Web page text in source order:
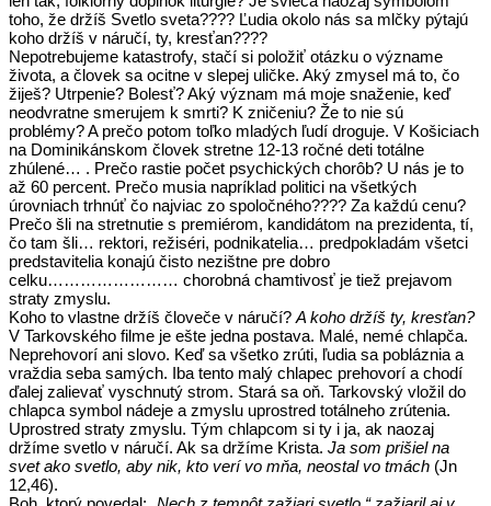
toho, že držíš Svetlo sveta???? Ľudia okolo nás sa mlčky pýtajú
koho držíš v náručí, ty, kresťan????
Nepotrebujeme katastrofy, stačí si položiť otázku o význame
života, a človek sa ocitne v slepej uličke. Aký zmysel má to, čo
žiješ? Utrpenie? Bolesť? Aký význam má moje snaženie, keď
neodvratne smerujem k smrti? K zničeniu? Že to nie sú
problémy? A prečo potom toľko mladých ľudí droguje. V Košiciach
na Dominikánskom človek stretne 12-13 ročné deti totálne
zhúlené… . Prečo rastie počet psychických chorôb? U nás je to
až 60 percent. Prečo musia napríklad politici na všetkých
úrovniach trhnúť čo najviac zo spoločného???? Za každú cenu?
Prečo šli na stretnutie s premiérom, kandidátom na prezidenta, tí,
čo tam šli… rektori, režiséri, podnikatelia… predpokladám všetci
predstavitelia konajú čisto nezištne pre dobro
celku…………………… chorobná chamtivosť je tiež prejavom
straty zmyslu.
Koho to vlastne držíš človeče v náručí? A koho držíš ty, kresťan?
V Tarkovského filme je ešte jedna postava. Malé, nemé chlapča.
Neprehovorí ani slovo. Keď sa všetko zrúti, ľudia sa pobláznia a
vraždia seba samých. Iba tento malý chlapec prehovorí a chodí
ďalej zalievať vyschnutý strom. Stará sa oň. Tarkovský vložil do
chlapca symbol nádeje a zmyslu uprostred totálneho zrútenia.
Uprostred straty zmyslu. Tým chlapcom si ty i ja, ak naozaj
držíme svetlo v náručí. Ak sa držíme Krista. Ja som prišiel na
svet ako svetlo, aby nik, kto verí vo mňa, neostal vo tmách (Jn
12,46).